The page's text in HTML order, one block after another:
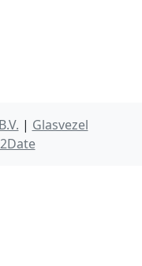
| Glasvezel
2Date